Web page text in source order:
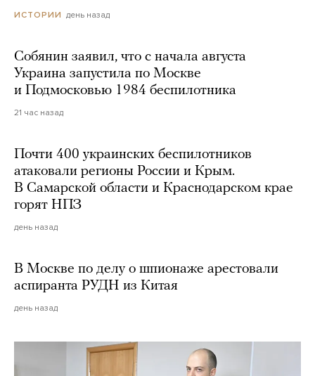
ИСТОРИИ день назад
Собянин заявил, что с начала августа
Украина запустила по Москве
и Подмосковью 1984 беспилотника
21 час назад
Почти 400 украинских беспилотников
атаковали регионы России и Крым.
В Самарской области и Краснодарском крае
горят НПЗ
день назад
В Москве по делу о шпионаже арестовали
аспиранта РУДН из Китая
день назад